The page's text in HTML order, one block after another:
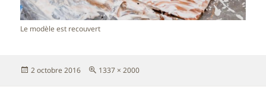
Le modèle est recouvert
Publié
2 octobre 2016
Taille
1337 × 2000